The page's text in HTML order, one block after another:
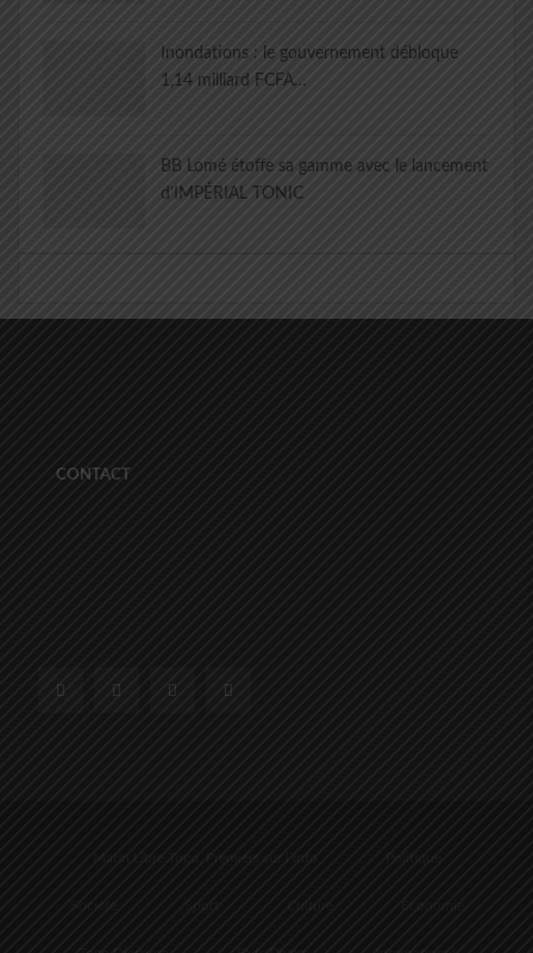
Inondations : le gouvernement débloque
1,14 milliard FCFA…
BB Lomé étoffe sa gamme avec le lancement
d’IMPÉRIAL TONIC
CONTACT
Matin Libre Togo, Premiers sur l’info